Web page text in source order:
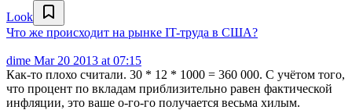
Look
Что же происходит на рынке IT-труда в США?
dime Mar 20 2013 at 07:15
Как-то плохо считали. 30 * 12 * 1000 = 360 000. С учётом того,
что процент по вкладам приблизительно равен фактической
инфляции, это ваше о-го-го получается весьма хилым.